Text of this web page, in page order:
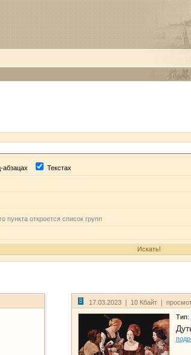
абзацах Текстах
пункта откроется список групп
17.03.2023 | 10 Кбайт |
Тип: